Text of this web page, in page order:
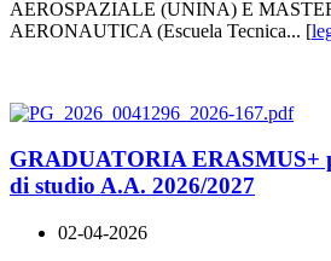
AEROSPAZIALE (UNINA) E
AERONAUTICA (Escuela Tecnica... [
GRADUATORIA
di studio A.A. 2026/2027
02-04-2026